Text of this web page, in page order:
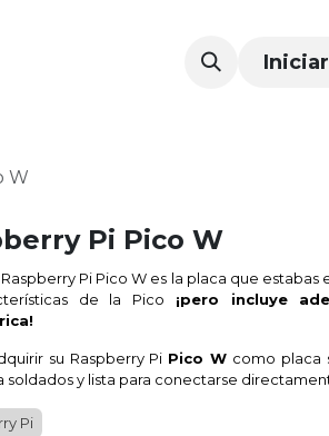
W
Pi Pico W
Pi Pico W es la placa que estabas
de la Pico ¡pero incluye
su Raspberry Pi Pico W como placa
soldados y lista para conectarse
Pi